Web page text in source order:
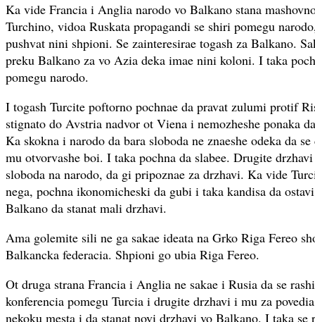
Ka vide Francia i Anglia narodo vo Balkano stana
Turchino, vidoa Ruskata propagandi se shiri pomegu
pushvat nini shpioni. Se zainteresirae togash za Balkano.
preku Balkano za vo Azia deka imae nini koloni. I taka
pomegu narodo.
I togash Turcite poftorno pochnae da pravat zulumi protif
stignato do Avstria nadvor ot Viena i nemozheshe ponaka
Ka skokna i narodo da bara sloboda ne znaeshe odeka da
mu otvorvashe boi. I taka pochna da slabee. Drugite
sloboda na narodo, da gi pripoznae za drzhavi. Ka vide
nega, pochna ikonomicheski da gubi i taka kandisa da
Balkano da stanat mali drzhavi.
Ama golemite sili ne ga sakae ideata na Grko Riga Fereo
Balkancka federacia. Shpioni go ubia Riga Fereo.
Ot druga strana Francia i Anglia ne sakae i Rusia da se
konferencia pomegu Turcia i drugite drzhavi i mu za
nekoku mesta i da stanat novi drzhavi vo Balkano. I taka